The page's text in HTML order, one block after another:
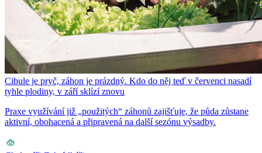
Cibule je pryč, záhon je prázdný. Kdo do něj teď v červenci nasadí
tyhle plodiny, v září sklízí znovu
Praxe využívání již „použitých“ záhonů zajišťuje, že půda zůstane
aktivní, obohacená a připravená na další sezónu výsadby.